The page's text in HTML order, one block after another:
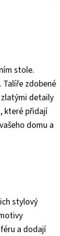
stole.
zdobené
zlatými detaily
které přidají
domu a
stylový
a dodají